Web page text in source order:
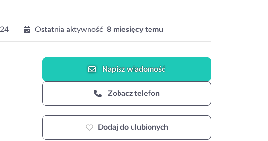
Ostatnia aktywność: 8 miesięcy temu
Napiszwiadomość
Zobacz telefon
Dodaj do ulubionych